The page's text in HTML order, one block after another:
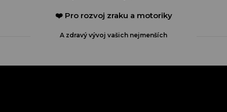
❤️ Pro rozvoj zraku a motoriky
A zdravý vývoj vašich nejmenších